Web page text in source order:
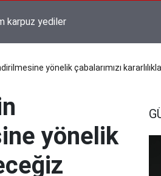
karpuz yediler
yönelik çabalarımızı
yönelik